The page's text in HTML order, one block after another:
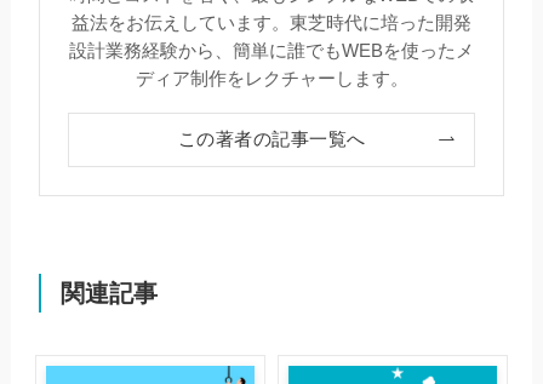
益法をお伝えしています。東芝時代に培った開発
設計業務経験から、簡単に誰でもWEBを使ったメ
ディア制作をレクチャーします。
この著者の記事一覧へ
関連記事